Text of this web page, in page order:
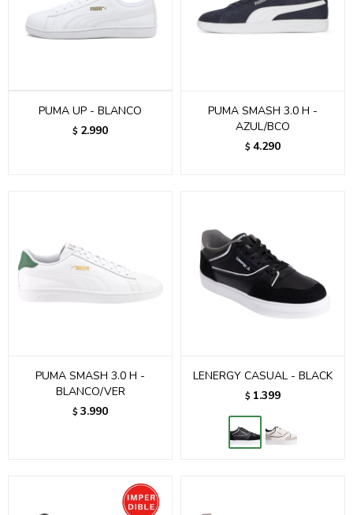
PUMA UP - BLANCO
$ 2.990
PUMA SMASH 3.0 H -
AZUL/BCO
$ 4.290
PUMA SMASH 3.0 H -
BLANCO/VER
$ 3.990
LENERGY CASUAL - BLACK
$ 1.399